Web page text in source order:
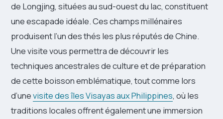
de Longjing, situées au sud-ouest du lac, constituent
une escapade idéale. Ces champs millénaires
produisent l’un des thés les plus réputés de Chine.
Une visite vous permettra de découvrir les
techniques ancestrales de culture et de préparation
de cette boisson emblématique, tout comme lors
d’unevisite des îles Visayas aux Philippines, où les
traditions locales offrent également une immersion